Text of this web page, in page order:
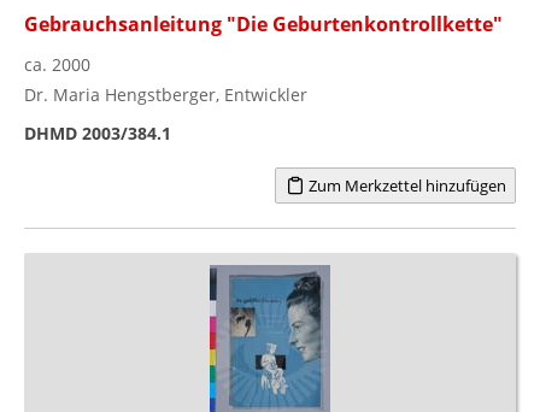
Gebrauchsanleitung "Die Geburtenkontrollkette"
ca. 2000
Dr. Maria Hengstberger, Entwickler
DHMD 2003/384.1
Zum Merkzettel hinzufügen